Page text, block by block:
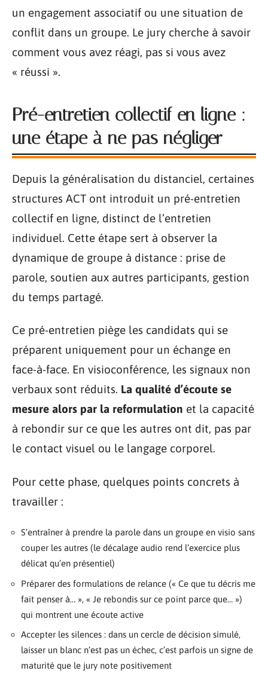
un engagement associatif ou une situation de
conflit dans un groupe. Le jury cherche à savoir
comment vous avez réagi, pas si vous avez
« réussi ».
Pré-entretien collectif en ligne :
une étape à ne pas négliger
Depuis la généralisation du distanciel, certaines
structures ACT ont introduit un pré-entretien
collectif en ligne, distinct de l’entretien
individuel. Cette étape sert à observer la
dynamique de groupe à distance : prise de
parole, soutien aux autres participants, gestion
du temps partagé.
Ce pré-entretien piège les candidats qui se
préparent uniquement pour un échange en
face-à-face. En visioconférence, les signaux non
verbaux sont réduits. La qualité d’écoute se
mesure alors par la reformulation et la capacité
à rebondir sur ce que les autres ont dit, pas par
le contact visuel ou le langage corporel.
Pour cette phase, quelques points concrets à
travailler :
S’entraîner à prendre la parole dans un groupe en visio sans
couper les autres (le décalage audio rend l’exercice plus
délicat qu’en présentiel)
Préparer des formulations de relance (« Ce que tu décris me
fait penser à… », « Je rebondis sur ce point parce que… »)
qui montrent une écoute active
Accepter les silences : dans un cercle de décision simulé,
laisser un blanc n’est pas un échec, c’est parfois un signe de
maturité que le jury note positivement